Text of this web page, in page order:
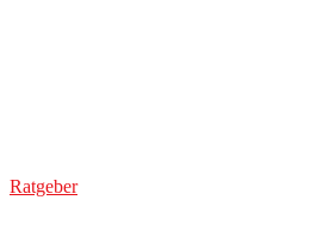
Ratgeber